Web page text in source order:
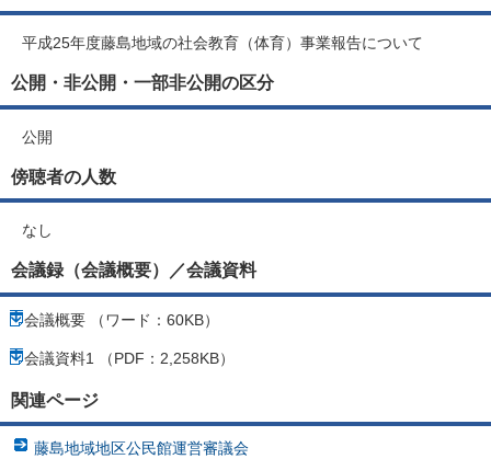
平成25年度藤島地域の社会教育（体育）事業報告について
公開・非公開・一部非公開の区分
公開
傍聴者の人数
なし
会議録（会議概要）／会議資料
会議概要 （ワード：60KB）
会議資料1 （PDF：2,258KB）
関連ページ
藤島地域地区公民館運営審議会